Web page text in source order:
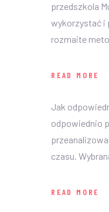
przedszkola
wykorzystać i
rozmaite
READ MORE
Jak
odpowiednio
czasu.
READ MORE